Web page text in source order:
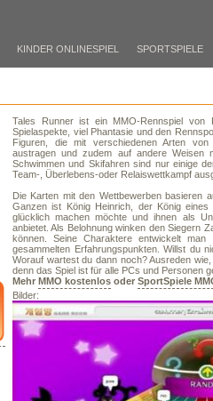
KINDER ONLINESPIEL SPORTSPIELE
Tales Runner ist ein MMO-Rennspiel von
Spielaspekte, viel Phantasie und den
Figuren, die mit verschiedenen Arten
austragen und zudem auf andere Weisen
Schwimmen und Skifahren sind nur einige
Team-, Überlebens-oder Relaiswettkampf
Die Karten mit den Wettbewerben basieren
Ganzen ist König Heinrich, der König
glücklich machen möchte und ihnen als
anbietet. Als Belohnung winken den Siegern
können. Seine Charaktere entwickelt
gesammelten Erfahrungspunkten. Willst du
Worauf wartest du dann noch? Ausreden
denn das Spiel ist für alle PCs und Personen
Mehr MMO kostenlos oder SportSpiele
Bilder: